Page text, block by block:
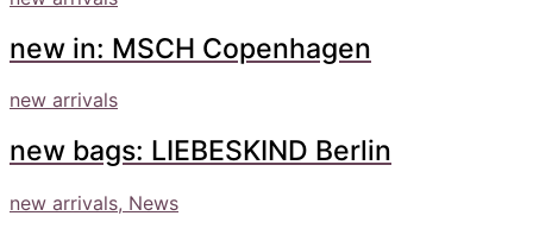
new in: MSCH Copenhagen
new arrivals
new bags: LIEBESKIND Berlin
new arrivals, News